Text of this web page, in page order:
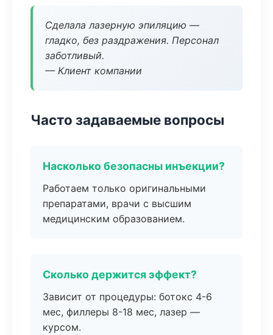
Сделала лазерную эпиляцию —
гладко, без раздражения. Персонал
заботливый.
— Клиент компании
Часто задаваемые вопросы
Насколько безопасны инъекции?
Работаем только оригинальными
препаратами, врачи с высшим
медицинским образованием.
Сколько держится эффект?
Зависит от процедуры: ботокс 4-6
мес, филлеры 8-18 мес, лазер —
курсом.